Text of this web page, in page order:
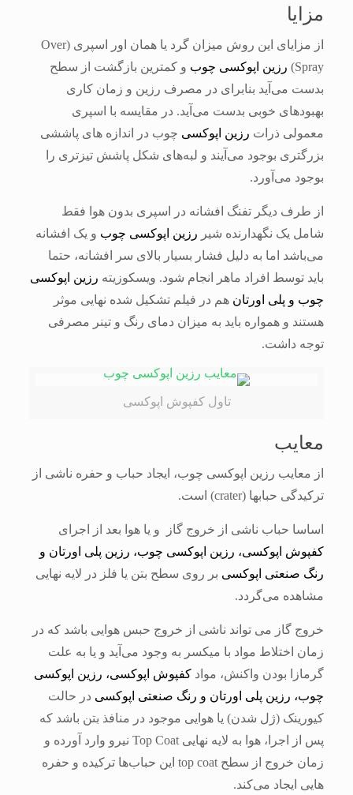
مزایا
از مزایای این روش میزان گرد یا همان اور اسپری (Over
Spray)
رزین اپوکسی چوب و کمترین بازگشت از سطح
بدست می‌آید بنابرای در مصرف رزین و زمان کاری
بهبودهای خوبی بدست می‌آید. در مقایسه با اسپری
معمولی ذرات رزین اپوکسی چوب در اندازه های پاششی
بزرگتری بوجود می‌آیند و لبه‌های شکل پاشش تیزتری را
بوجود می‌آورد.
از طرف دیگر تفنگ افشانه در اسپری بدون هوا فقط
شامل یک نگهدارنده شیر رزین اپوکسی چوب و یک افشانه
می‌باشد اما به دلیل فشار بسیار بالای سر افشانه، حتما
باید توسط افراد ماهر انجام شود. ویسکوزیته رزین اپوکسی
چوب و پلی اورتان هم در فیلم تشکیل شده نهایی موثر
هستند و همواره باید به میزان دمای رنگ و تینر مصرفی
توجه داشت.
تاول کفپوش اپوکسی
معایب
از معایب رزین اپوکسی چوب، ایجاد حباب و حفره ناشی از
ترکیدگی حبابها (crater) است.
اساسا حباب ناشی از خروج گاز و یا هوا بعد از اجرای
کفپوش اپوکسی، رزین اپوکسی چوب، رزین پلی اورتان و
رنگ صنعتی اپوکسی بر روی سطح بتن یا فلز در لایه نهایی
مشاهده می‌گردد.
خروج گاز می تواند ناشی از خروج حبس هوایی باشد که در
زمان اختلاط مواد با میکسر به وجود می‌آید و یا به علت
گرمازا بودن واکنش، مواد کفپوش اپوکسی، رزین اپوکسی
چوب، رزین پلی اورتان و رنگ صنعتی اپوکسی در حالت
کیورینک (ژل شدن) یا هوایی موجود در منافذ بتن باشد که
پس از اجرا، هوا به لایه نهایی Top Coat نیرو وارد آورده و
زمان خروج از سطح top coat این حباب‌ها ترکیده و حفره
هایی ایجاد می‌کند.